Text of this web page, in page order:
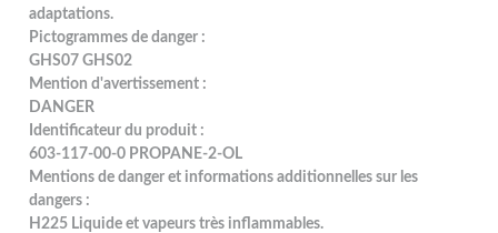
adaptations.
Pictogrammes de danger :
GHS07 GHS02
Mention d'avertissement :
DANGER
Identificateur du produit :
603-117-00-0 PROPANE-2-OL
Mentions de danger et informations additionnelles sur les
dangers :
H225 Liquide et vapeurs très inflammables.